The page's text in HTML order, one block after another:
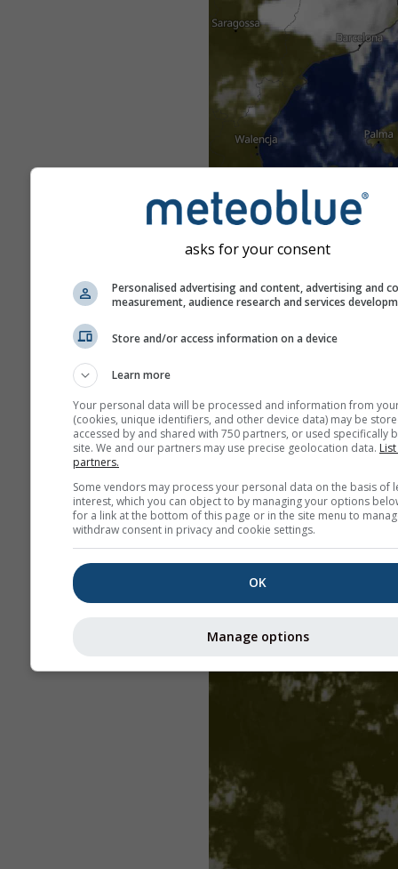
asks for your consent
Personalised advertising and content, advertising and
measurement, audience research and services
Store and/or access information on a device
Learn more
Your personal data will be processed and information from
(cookies, unique identifiers, and other device data) may be
accessed by and shared with 750 partners, or used specifically
site. We and our partners may use precise geolocation data.
partners.
Some vendors may process your personal data on the basis of
interest, which you can object to by managing your options
for a link at the bottom of this page or in the site menu to
withdraw consent in privacy and cookie settings.
OK
Manage options